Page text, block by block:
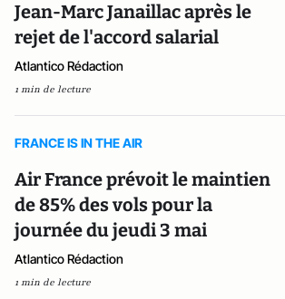
Jean-Marc Janaillac après le
rejet de l'accord salarial
Atlantico Rédaction
1 min de lecture
FRANCE IS IN THE AIR
Air France prévoit le maintien
de 85% des vols pour la
journée du jeudi 3 mai
Atlantico Rédaction
1 min de lecture